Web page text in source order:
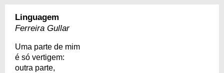
Linguagem
Ferreira Gullar
Uma parte de mim
é só vertigem:
outra parte,